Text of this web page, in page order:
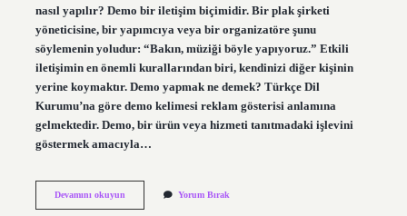
nasıl yapılır? Demo bir iletişim biçimidir. Bir plak şirketi
yöneticisine, bir yapımcıya veya bir organizatöre şunu
söylemenin yoludur: “Bakın, müziği böyle yapıyoruz.” Etkili
iletişimin en önemli kurallarından biri, kendinizi diğer kişinin
yerine koymaktır. Demo yapmak ne demek? Türkçe Dil
Kurumu’na göre demo kelimesi reklam gösterisi anlamına
gelmektedir. Demo, bir ürün veya hizmeti tanıtmadaki işlevini
göstermek amacıyla…
Devamını okuyunŞarkının
Yorum Bırak